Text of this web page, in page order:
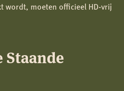
wordt, moeten officieel HD-vrij